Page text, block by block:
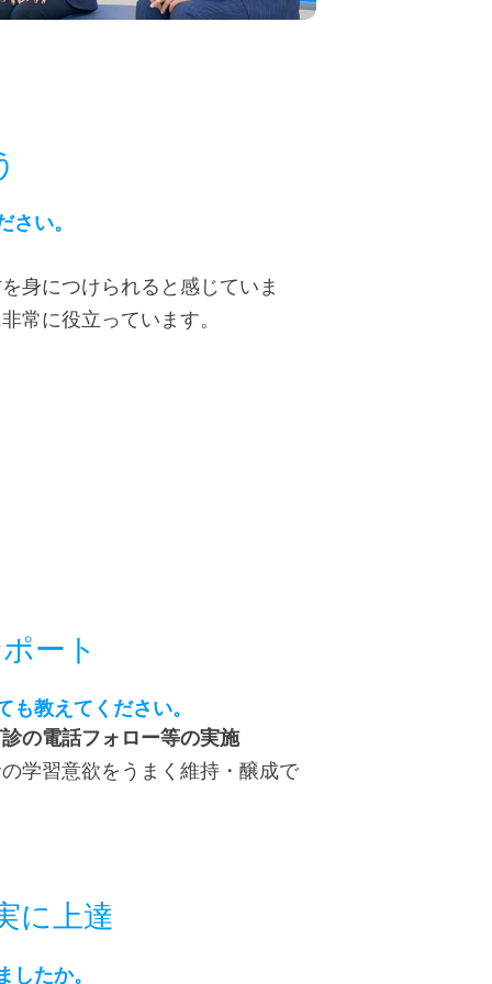
い。
身につけられると感じていま
常に役立っています。
ート
教えてください。
の電話フォロー等の実施
学習意欲をうまく維持・醸成で
に上達
たか。